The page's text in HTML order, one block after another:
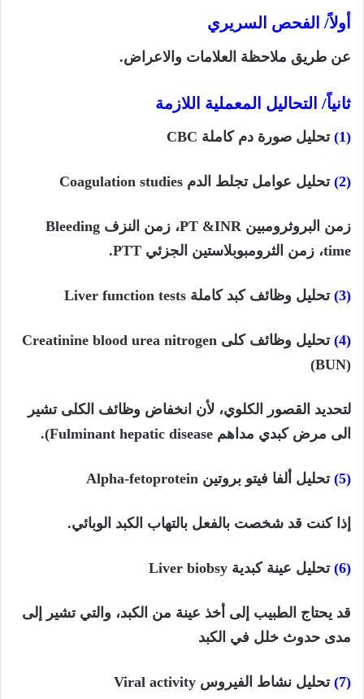
أولاً/ الفحص السريري
عن طريق ملاحظة العلامات والاعراض.
ثانياً/ التحاليل المعملية اللازمة
(1) تحليل صورة دم كاملة CBC
(2) تحليل عوامل تجلط الدم Coagulation studies
زمن البروثرومبين PT &INR، زمن النزف Bleeding
time، زمن الثرومبوبلاستين الجزئي PTT.
(3) تحليل وظائف كبد كاملة Liver function tests
(4) تحليل وظائف كلى Creatinine blood urea nitrogen
(BUN)
لتحديد القصور الكلوي، لأن انخفاض وظائف الكلى تشير
الى مرض كبدي مداهم Fulminant hepatic disease).
(5) تحليل ألفا فيتو بروتين Alpha-fetoprotein
إذا كنت قد شخصت بالفعل بالتهاب الكبد الوبائي.
(6) تحليل عينة كبدية Liver biobsy
قد يحتاج الطبيب إلى أخذ عينة من الكبد، والتي تشير إلى
مدى حدوث خلل في الكبد
(7) تحليل نشاط الفيروس Viral activity